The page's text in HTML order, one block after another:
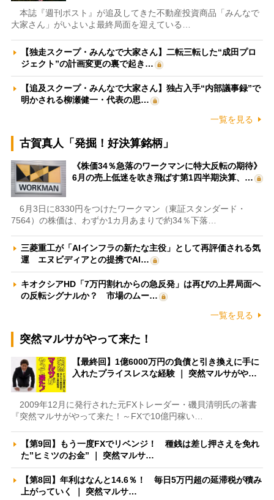
本誌『週刊ポスト』が追及してきた不動産投資商品「みんなで
大家さん」がいよいよ最終局面を迎えている…
【独走スクープ・みんなで大家さん】二転三転した“成田プロ
ジェクト”の計画変更の裏で起き…
【追及スクープ・みんなで大家さん】独占入手“内部議事録”で
明かされる柳瀬健一・代表の思…
一覧を見る
古賀真人「発掘！好決算銘柄」
《株価34％急落のワークマンに特大反転の期待》
6月の売上低迷を吹き飛ばす第1四半期決算、…
6月3日に8330円をつけたワークマン（東証スタンダード・
7564）の株価は、わずか1カ月あまりで約34％下落…
三菱重工が「AIインフラの新たな主役」として再評価される気
運 エヌビディアとの提携でAI…
キオクシアHD「7万円割れからの急反発」は再びの上昇局面へ
の反転シグナルか？ 市場のムー…
一覧を見る
突然マルサがやって来た！
【最終回】1億6000万円の負債と引き換えに手に
入れたプライスレスな経験 ｜ 突然マルサがや…
2009年12月に発行された元FXトレーダー・磯貝清明氏の著書
『突然マルサがやって来た！～FXで10億円稼い…
【第9回】もう一度FXでリベンジ！ 種銭は差し押さえを免れ
た”ヒミツのお金” ｜ 突然マルサ…
【第8回】年利はなんと14.6％！ 毎日5万円超の延滞税が積み
上がっていく ｜ 突然マルサ…